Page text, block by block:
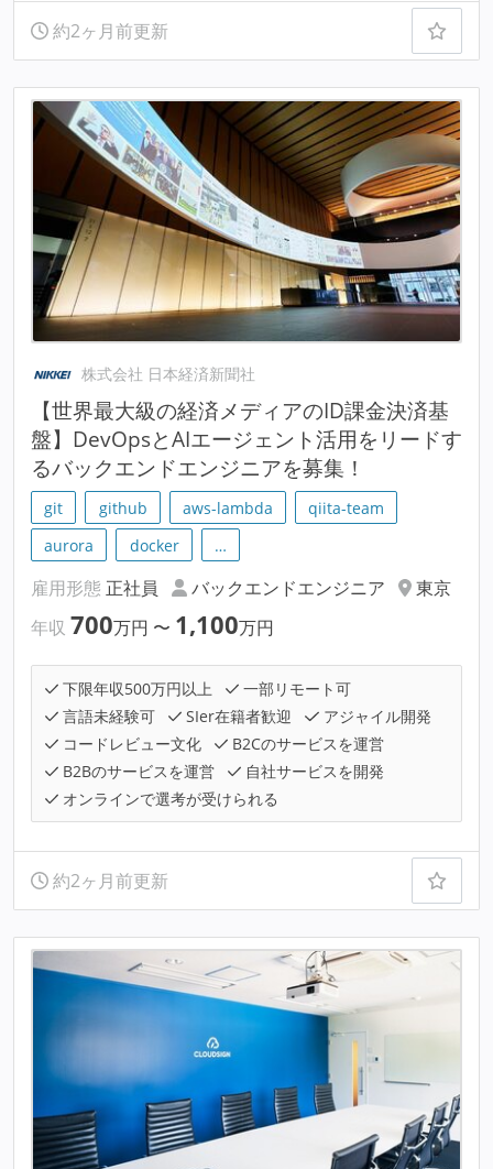
約2ヶ月前更新
株式会社 日本経済新聞社
【世界最大級の経済メディアのID課金決済基
盤】DevOpsとAIエージェント活用をリードす
るバックエンドエンジニアを募集！
git github aws-lambda
qiita-team
aurora
docker …
雇用形態 正社員 バックエンドエンジニア
東京
年収 700万円 〜 1,100万円
下限年収500万円以上
一部リモート可
言語未経験可
SIer在籍者歓迎
アジャイル開発
コードレビュー文化
B2Cのサービスを運営
B2Bのサービスを運営
自社サービスを開発
オンラインで選考が受けられる
約2ヶ月前更新